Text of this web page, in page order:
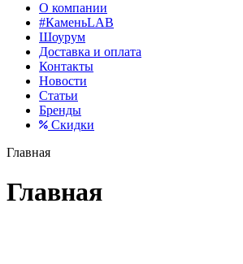
О компании
#КаменьLAB
Шоурум
Доставка и оплата
Контакты
Новости
Статьи
Бренды
Скидки
Главная
Главная